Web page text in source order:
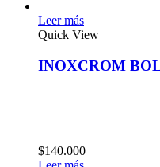
Leer más
Quick View
INOXCROM
$140.000